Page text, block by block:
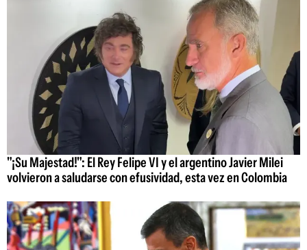
"¡Su Majestad!": El Rey Felipe VI y el argentino Javier Milei
volvieron a saludarse con efusividad, esta vez en Colombia